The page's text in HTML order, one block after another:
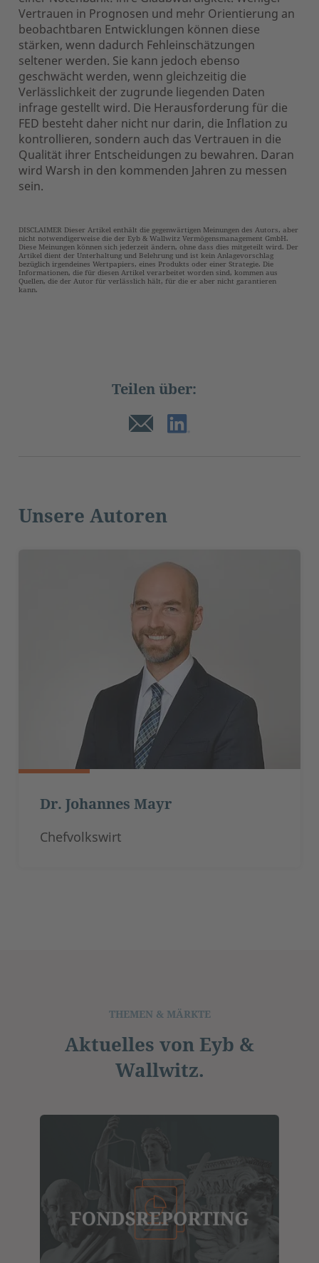
Vertrauen in Prognosen und mehr Orientierung an
beobachtbaren Entwicklungen können diese
stärken, wenn dadurch Fehleinschätzungen
seltener werden. Sie kann jedoch ebenso
geschwächt werden, wenn gleichzeitig die
Verlässlichkeit der zugrunde liegenden Daten
infrage gestellt wird. Die Herausforderung für die
FED besteht daher nicht nur darin, die Inflation zu
kontrollieren, sondern auch das Vertrauen in die
Qualität ihrer Entscheidungen zu bewahren. Daran
wird Warsh in den kommenden Jahren zu messen
sein.
DISCLAIMER Dieser Artikel enthält die gegenwärtigen Meinungen des Autors, aber
nicht notwendigerweise die der Eyb & Wallwitz Vermögensmanagement GmbH.
Diese Meinungen können sich jederzeit ändern, ohne dass dies mitgeteilt wird. Der
Artikel dient der Unterhaltung und Belehrung und ist kein Anlagevorschlag
bezüglich irgendeines Wertpapiers, eines Produkts oder einer Strategie. Die
Informationen, die für diesen Artikel verarbeitet worden sind, kommen aus
Quellen, die der Autor für verlässlich hält, für die er aber nicht garantieren
kann.
Teilen über:
Unsere Autoren
Dr. Johannes Mayr
Chefvolkswirt
THEMEN & MÄRKTE
Aktuelles von Eyb &
Wallwitz.